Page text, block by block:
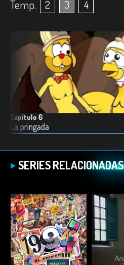
Temp. 2 3 4
Capítulo 6
La pringada
SERIES RELACIONADAS